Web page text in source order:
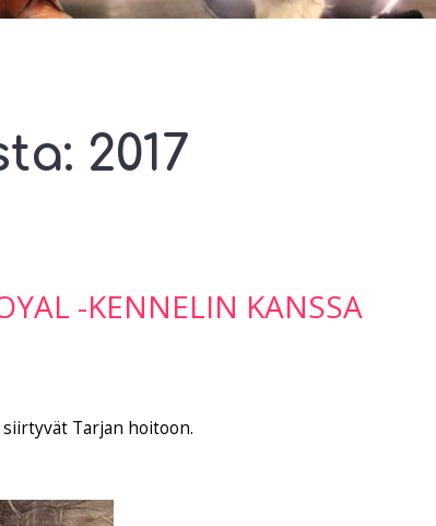
2017
-KENNELIN KANSSA
Tarjan hoitoon.